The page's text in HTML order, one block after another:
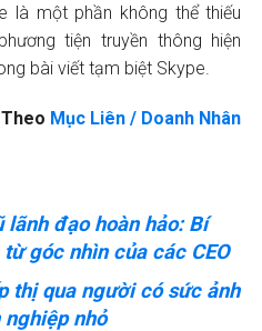
là một phần không thể thiếu
tiện truyền thông hiện
bài viết tạm biệt Skype.
Theo Mục Liên / Doanh Nhân
đạo hoàn hảo: Bí
góc nhìn của các CEO
thị qua người có sức ảnh
nhỏ